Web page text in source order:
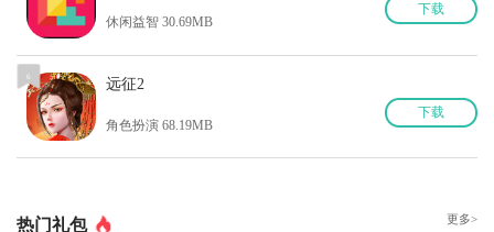
休闲益智 30.69MB
下载
6 远征2
角色扮演 68.19MB
下载
热门礼包 更多>